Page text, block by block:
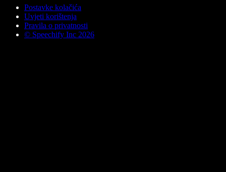
Postavke kolačića
Uvjeti korištenja
Pravila o privatnosti
© Speechify Inc 2026